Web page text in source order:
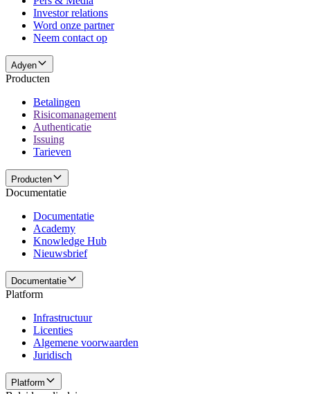
Investor relations
Word onze partner
Neem contact op
Adyen
Producten
Betalingen
Risicomanagement
Authenticatie
Issuing
Tarieven
Producten
Documentatie
Documentatie
Academy
Knowledge Hub
Nieuwsbrief
Documentatie
Platform
Infrastructuur
Licenties
Algemene voorwaarden
Juridisch
Platform